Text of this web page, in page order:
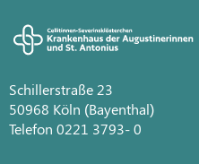
Schillerstraße 23
50968 Köln (Bayenthal)
Telefon 0221 3793- 0